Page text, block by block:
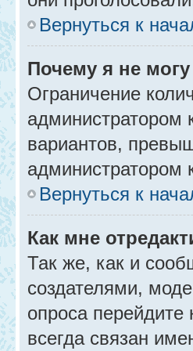
Вернуться к
Почему я не
Ограничение
администратором
вариантов,
администратором
Вернуться к
Как мне
Так же, как и
создателями,
опроса
всегда связан